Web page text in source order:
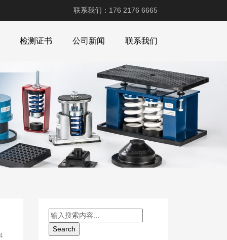
联系我们：176 2176 6665
检测证书 公司新闻 联系我们